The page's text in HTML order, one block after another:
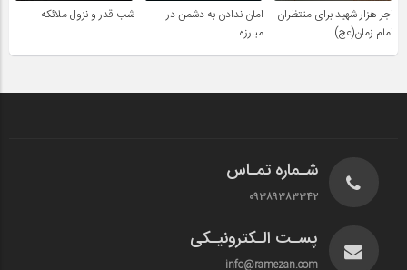
اجر هزار شهید برای منتظران
امام زمان(عج)
امان ندادن به دشمن در
مبارزه
شب قدر و نزول ملائکه
شـماره تمـاس
۰۹۳۸۹۳۸۳۳۴۲
پسـت الـکترونیـکی
info@ramezan.com